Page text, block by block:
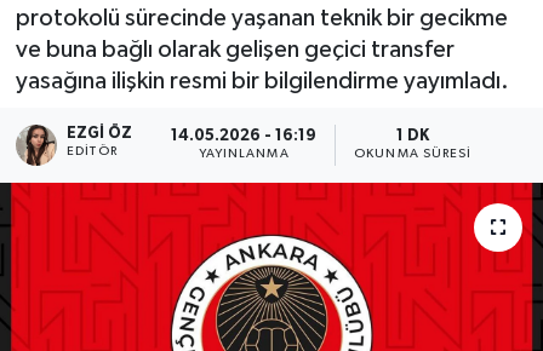
protokolü sürecinde yaşanan teknik bir gecikme
ve buna bağlı olarak gelişen geçici transfer
yasağına ilişkin resmi bir bilgilendirme yayımladı.
EZGI ÖZ
EDITÖR
14.05.2026 - 16:19
YAYINLANMA
1 DK
OKUNMA SÜRESI
Haber Arşivi